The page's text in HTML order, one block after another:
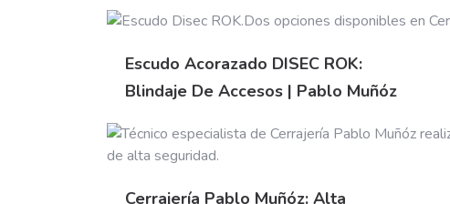
Escudo Acorazado DISEC ROK:
Blindaje De Accesos | Pablo Muñóz
Cerrajería Pablo Muñóz: Alta